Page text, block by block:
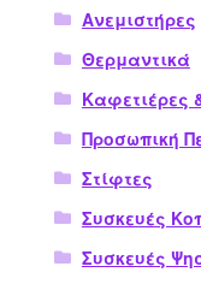
Ανεμιστήρες
Θερμαντικά
Καφετιέρες
Προσωπική
Στίφτες
Συσκευές
Συσκευές